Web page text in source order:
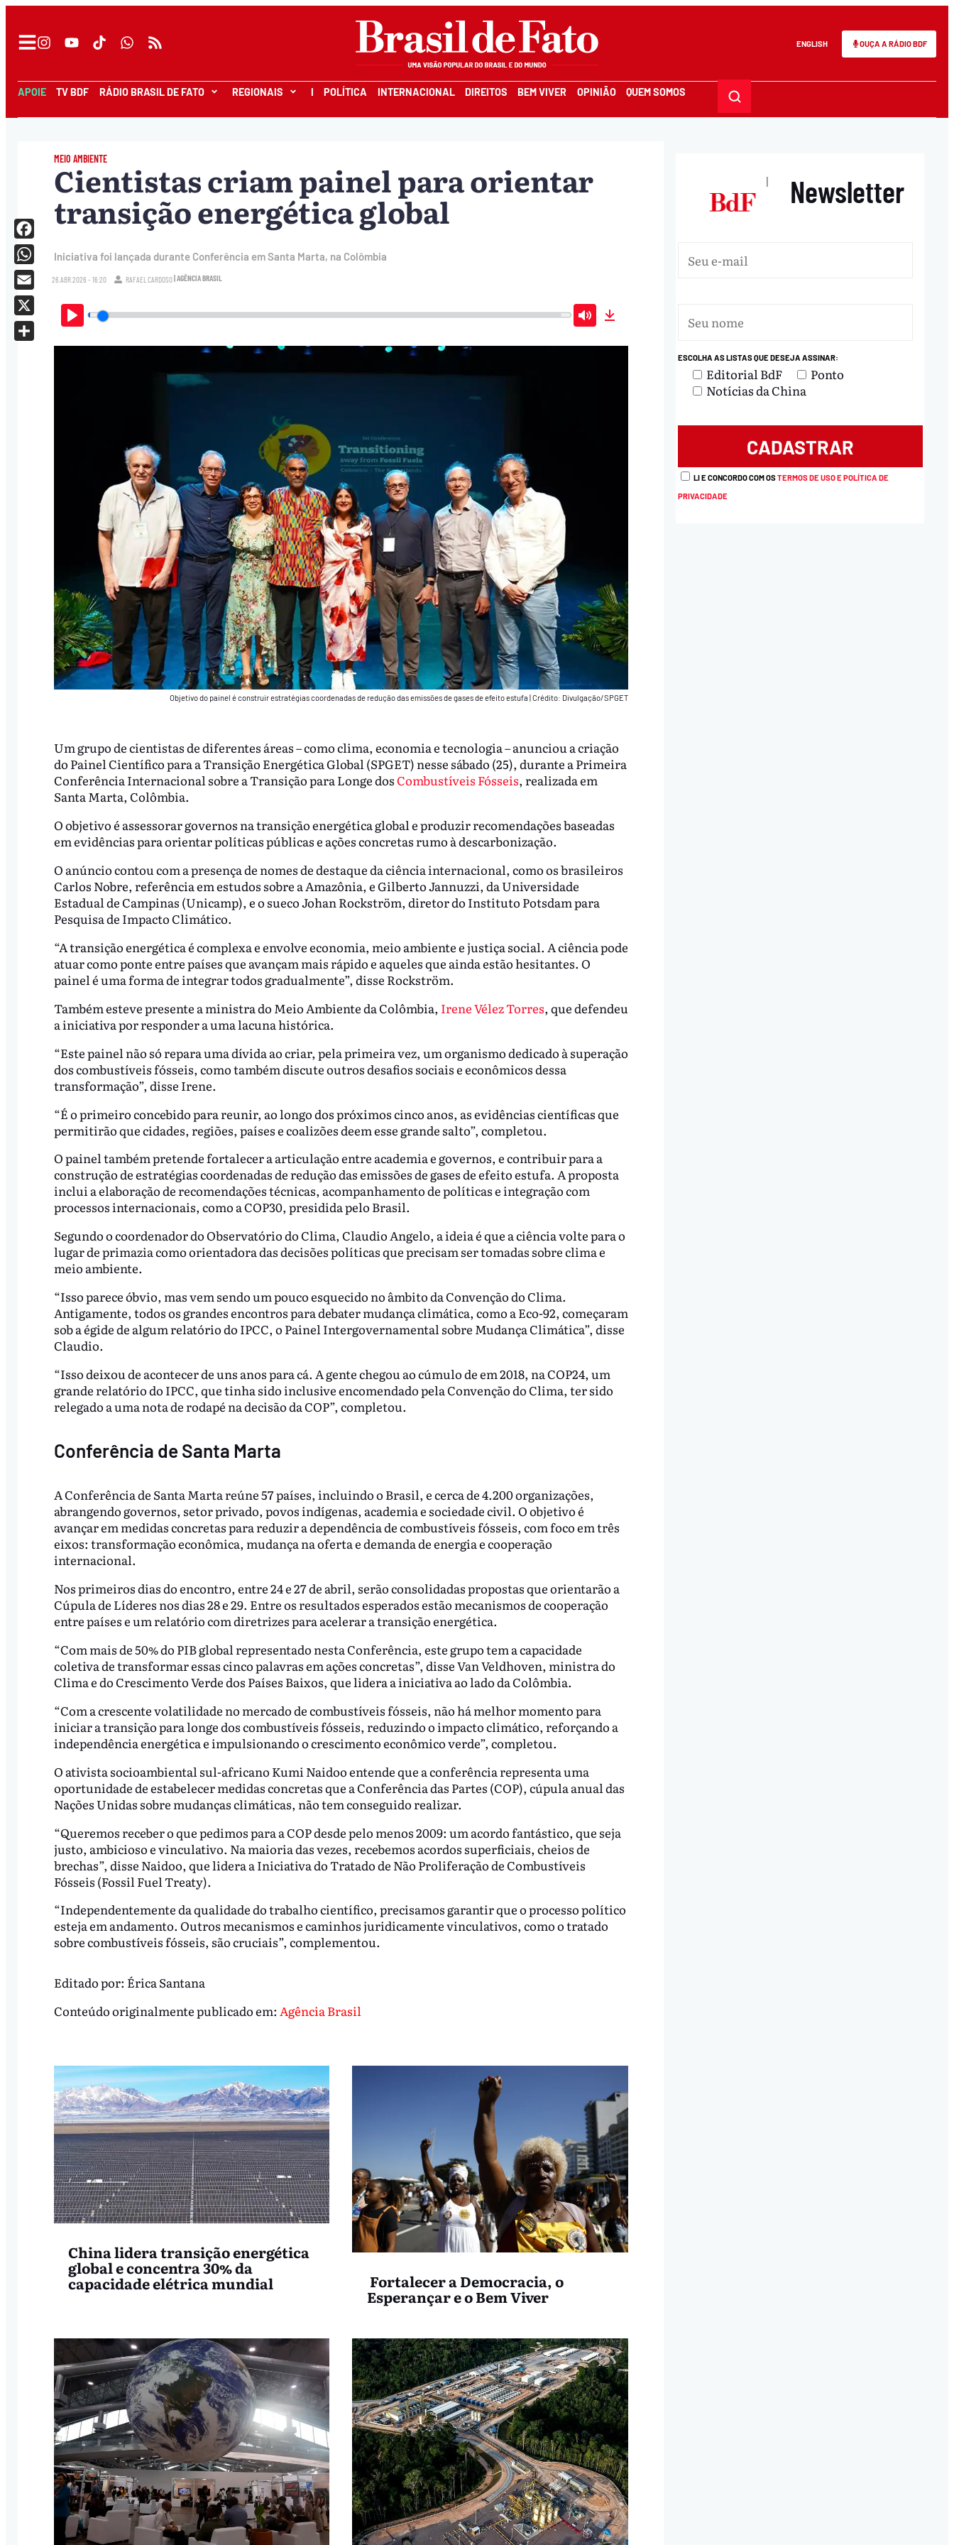
ENGLISH OUÇA A RÁDIO BDF
APOIE TV BDF RÁDIO BRASIL DE FATO REGIONAIS I POLÍTICA INTERNACIONAL DIREITOS BEM VIVER OPINIÃO QUEM SOMOS
MEIO AMBIENTE
Cientistas criam painel para orientar
transição energética global
Iniciativa foi lançada durante Conferência em Santa Marta, na Colômbia
26.ABR.2026 - 16:20 RAFAEL CARDOSO| AGÊNCIA BRASIL
Play Mute
Objetivo do painel é construir estratégias coordenadas de redução das emissões de gases de efeito estufa |Crédito: Divulgação/SPGET
Um grupo de cientistas de diferentes áreas – como clima, economia e tecnologia – anunciou a criação
do Painel Científico para a Transição Energética Global (SPGET) nesse sábado (25), durante a Primeira
Conferência Internacional sobre a Transição para Longe dosCombustíveis Fósseis, realizada em
Santa Marta, Colômbia.
O objetivo é assessorar governos na transição energética global e produzir recomendações baseadas
em evidências para orientar políticas públicas e ações concretas rumo à descarbonização.
O anúncio contou com a presença de nomes de destaque da ciência internacional, como os brasileiros
Carlos Nobre, referência em estudos sobre a Amazônia, e Gilberto Jannuzzi, da Universidade
Estadual de Campinas (Unicamp), e o sueco Johan Rockström, diretor do Instituto Potsdam para
Pesquisa de Impacto Climático.
“A transição energética é complexa e envolve economia, meio ambiente e justiça social. A ciência pode
atuar como ponte entre países que avançam mais rápido e aqueles que ainda estão hesitantes. O
painel é uma forma de integrar todos gradualmente”, disse Rockström.
Também esteve presente a ministra do Meio Ambiente da Colômbia, Irene Vélez Torres, que defendeu
a iniciativa por responder a uma lacuna histórica.
“Este painel não só repara uma dívida ao criar, pela primeira vez, um organismo dedicado à superação
dos combustíveis fósseis, como também discute outros desafios sociais e econômicos dessa
transformação”, disse Irene.
“É o primeiro concebido para reunir, ao longo dos próximos cinco anos, as evidências científicas que
permitirão que cidades, regiões, países e coalizões deem esse grande salto”, completou.
O painel também pretende fortalecer a articulação entre academia e governos, e contribuir para a
construção de estratégias coordenadas de redução das emissões de gases de efeito estufa. A proposta
inclui a elaboração de recomendações técnicas, acompanhamento de políticas e integração com
processos internacionais, como a COP30, presidida pelo Brasil.
Segundo o coordenador do Observatório do Clima, Claudio Angelo, a ideia é que a ciência volte para o
lugar de primazia como orientadora das decisões políticas que precisam ser tomadas sobre clima e
meio ambiente.
“Isso parece óbvio, mas vem sendo um pouco esquecido no âmbito da Convenção do Clima.
Antigamente, todos os grandes encontros para debater mudança climática, como a Eco-92, começaram
sob a égide de algum relatório do IPCC, o Painel Intergovernamental sobre Mudança Climática”, disse
Claudio.
“Isso deixou de acontecer de uns anos para cá. A gente chegou ao cúmulo de em 2018, na COP24, um
grande relatório do IPCC, que tinha sido inclusive encomendado pela Convenção do Clima, ter sido
relegado a uma nota de rodapé na decisão da COP”, completou.
Conferência de Santa Marta
A Conferência de Santa Marta reúne 57 países, incluindo o Brasil, e cerca de 4.200 organizações,
abrangendo governos, setor privado, povos indígenas, academia e sociedade civil. O objetivo é
avançar em medidas concretas para reduzir a dependência de combustíveis fósseis, com foco em três
eixos: transformação econômica, mudança na oferta e demanda de energia e cooperação
internacional.
Nos primeiros dias do encontro, entre 24 e 27 de abril, serão consolidadas propostas que orientarão a
Cúpula de Líderes nos dias 28 e 29. Entre os resultados esperados estão mecanismos de cooperação
entre países e um relatório com diretrizes para acelerar a transição energética.
“Com mais de 50% do PIB global representado nesta Conferência, este grupo tem a capacidade
coletiva de transformar essas cinco palavras em ações concretas”, disse Van Veldhoven, ministra do
Clima e do Crescimento Verde dos Países Baixos, que lidera a iniciativa ao lado da Colômbia.
“Com a crescente volatilidade no mercado de combustíveis fósseis, não há melhor momento para
iniciar a transição para longe dos combustíveis fósseis, reduzindo o impacto climático, reforçando a
independência energética e impulsionando o crescimento econômico verde”, completou.
O ativista socioambiental sul-africano Kumi Naidoo entende que a conferência representa uma
oportunidade de estabelecer medidas concretas que a Conferência das Partes (COP), cúpula anual das
Nações Unidas sobre mudanças climáticas, não tem conseguido realizar.
“Queremos receber o que pedimos para a COP desde pelo menos 2009: um acordo fantástico, que seja
justo, ambicioso e vinculativo. Na maioria das vezes, recebemos acordos superficiais, cheios de
brechas”, disse Naidoo, que lidera a Iniciativa do Tratado de Não Proliferação de Combustíveis
Fósseis (Fossil Fuel Treaty).
“Independentemente da qualidade do trabalho científico, precisamos garantir que o processo político
esteja em andamento. Outros mecanismos e caminhos juridicamente vinculativos, como o tratado
sobre combustíveis fósseis, são cruciais”, complementou.
Facebook
WhatsApp
Email
X
Editado por: Érica Santana
Conteúdo originalmente publicado em: Agência Brasil
China lidera transição energética
global e concentra 30% da
capacidade elétrica mundial Fortalecer a Democracia, o
Esperançar e o Bem Viver
| Newsletter
ESCOLHA AS LISTAS QUE DESEJA ASSINAR:
Editorial BdF
Ponto
Notícias da China
LI E CONCORDO COM OSTERMOS DE USO E POLÍTICA DE
PRIVACIDADE